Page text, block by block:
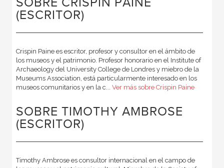
SOBRE CRISPIN PAINE
(ESCRITOR)
Crispin Paine es escritor, profesor y consultor en el ámbito de
los museos y el patrimonio. Profesor honorario en el Institute of
Archaeology del University College de Londres y miebro de la
Museums Association, está particularmente interesado en los
museos comunitarios y en la c... Ver más sobre Crispin Paine
SOBRE TIMOTHY AMBROSE
(ESCRITOR)
Timothy Ambrose es consultor internacional en el campo de